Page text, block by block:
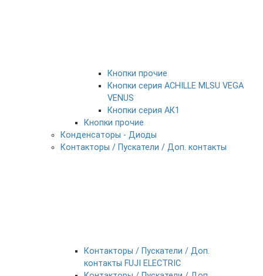
Кнопки прочие
Кнопки серия ACHILLE MLSU VEGA
VENUS
Кнопки серия АК1
Кнопки прочие
Конденсаторы - Диоды
Контакторы / Пускатели / Доп. контакты
Контакторы / Пускатели / Доп.
контакты FUJI ELECTRIC